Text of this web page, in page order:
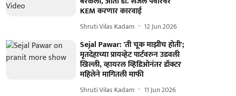
KEM करणार कारवाई
Shruti Vilas Kadam 12 Jun 2026
Sejal Pawar: 'ती चूक माझीच होती';
मृतदेहाच्या प्रायव्हेट पार्टवरुन उडवली
खिल्ली, व्हायरल व्हिडिओनंतर डॉक्टर
महिलेने मागितली माफी
Shruti Vilas Kadam 11 Jun 2026